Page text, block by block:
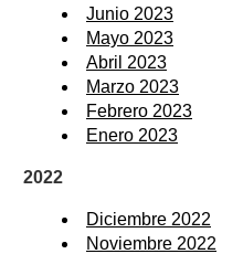
Junio 2023
Mayo 2023
Abril 2023
Marzo 2023
Febrero 2023
Enero 2023
2022
Diciembre 2022
Noviembre 2022